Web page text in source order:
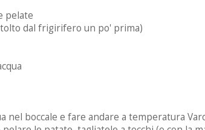
pelate
dal frigirifero un po' prima)
nel boccale e fare andare a temperatura